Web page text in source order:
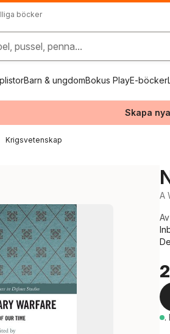
böcker
pussel, penna...
Barn & ungdomBokus PlayE-böcker
Skapa
Krigsvetenskap
A
Av
.